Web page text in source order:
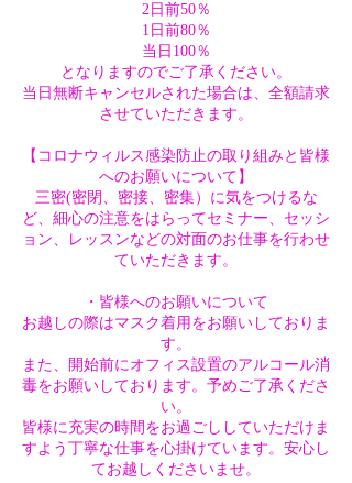
2日前50％
1日前80％
当日100％
となりますのでご了承ください。
当日無断キャンセルされた場合は、全額請求
させていただきます。
【コロナウィルス感染防止の取り組みと皆様
へのお願いについて】
三密(密閉、密接、密集）に気をつけるな
ど、細心の注意をはらってセミナー、セッシ
ョン、レッスンなどの対面のお仕事を行わせ
ていただきます。
・皆様へのお願いについて
お越しの際はマスク着用をお願いしておりま
す。
また、開始前にオフィス設置のアルコール消
毒をお願いしております。予めご了承くださ
い。
皆様に充実の時間をお過ごししていただけま
すよう丁寧な仕事を心掛けています。安心し
てお越しくださいませ。